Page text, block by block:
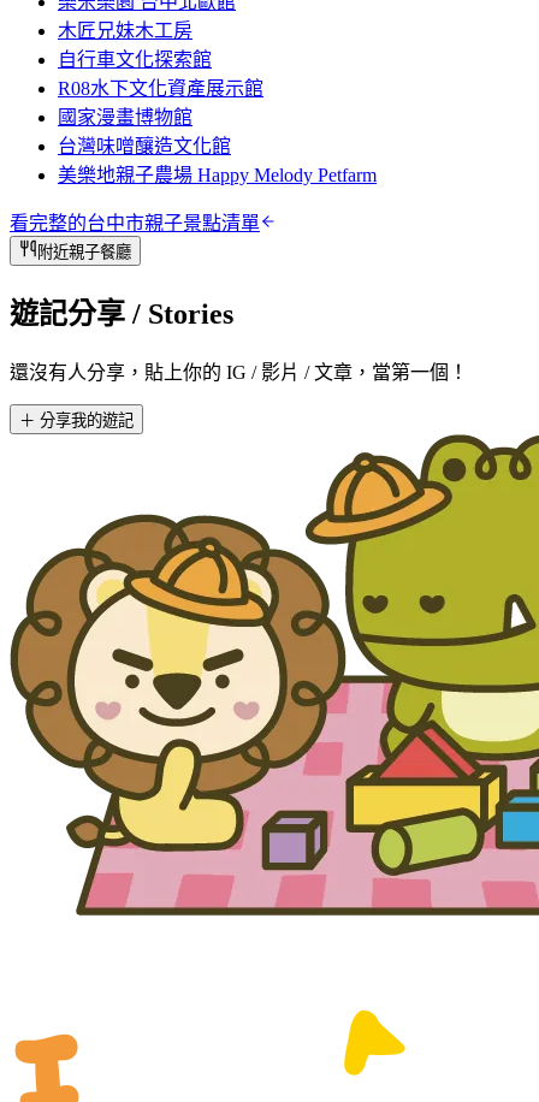
木匠兄妹木工房
自行車文化探索館
R08水下文化資產展示館
國家漫畫博物館
台灣味噌釀造文化館
美樂地親子農場 Happy Melody Petfarm
看完整的台中市親子景點清單
附近親子餐廳
遊記分享 / Stories
還沒有人分享，貼上你的 IG / 影片 / 文章，當第一個！
＋ 分享我的遊記